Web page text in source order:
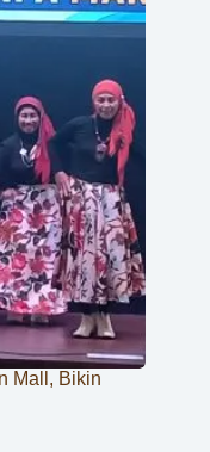
Mall, Bikin